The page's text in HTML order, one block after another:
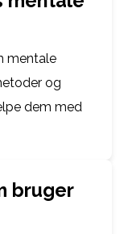
mentale
og
dem med
bruger